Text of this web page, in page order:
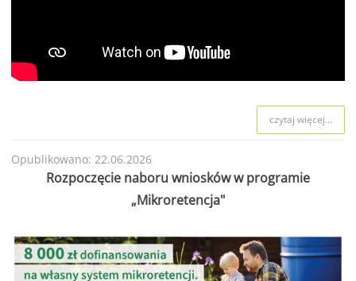
czytaj więcej...
Opublikowano: 22.06.2026
Rozpoczęcie naboru wniosków w programie
„Mikroretencja"